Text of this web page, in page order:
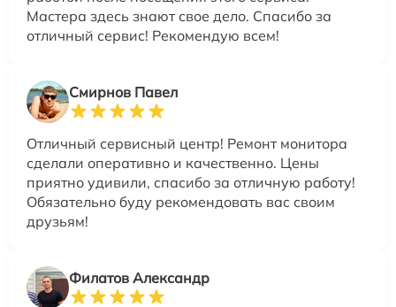
Мастера здесь знают свое дело. Спасибо за
отличный сервис! Рекомендую всем!
Смирнов Павел
Отличный сервисный центр! Ремонт монитора
сделали оперативно и качественно. Цены
приятно удивили, спасибо за отличную работу!
Обязательно буду рекомендовать вас своим
друзьям!
Филатов Александр